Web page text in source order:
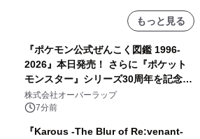
もっと見る
『ポケモン公式ぜんこく図鑑 1996-
2026』本日発売！ さらに『ポケット
モンスター』シリーズ30周年を記念し
た画集『ポケットモンスター ビジュア
ルアートブック』の発売決定！ 2026
株式会社オーバーラップ
7分前
『Karous -The Blur of Re:venant-